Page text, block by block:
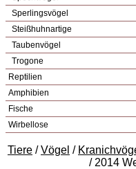
Sperlingsvögel
Steißhuhnartige
Taubenvögel
Trogone
Reptilien
Amphibien
Fische
Wirbellose
Tiere /Vögel /
/ 2014